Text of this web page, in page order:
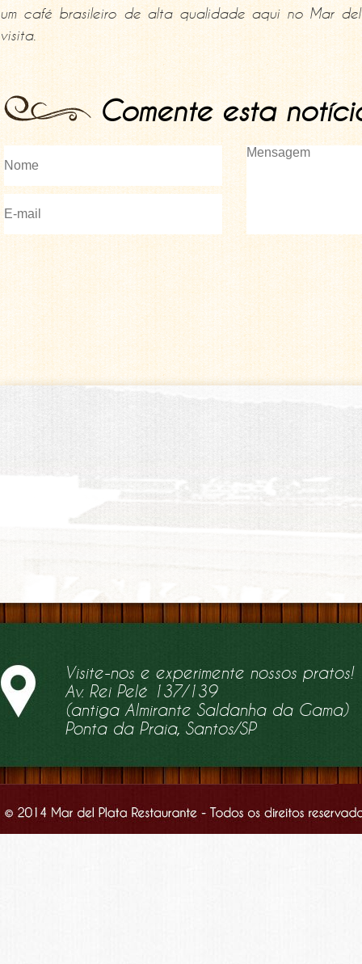
um café brasileiro de alta qualidade aqui no Mar del
visita.
Comente esta
Visite-nos e experimente nossos pratos!
Av. Rei Pelé 137/139
(antiga Almirante Saldanha da Gama)
Ponta da Praia, Santos/SP